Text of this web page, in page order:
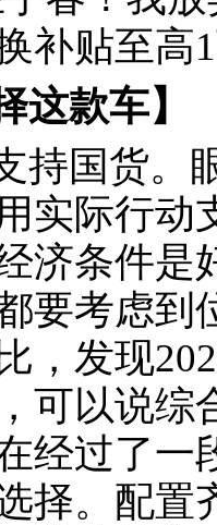
这款车】
持国货。
实际行动
济条件是
要考虑到
，发现
可以说综
经过了一
择。配置